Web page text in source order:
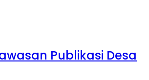
Publikasi Desa